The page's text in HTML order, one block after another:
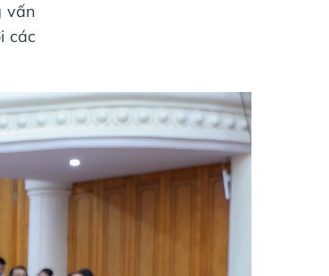
vấn
các